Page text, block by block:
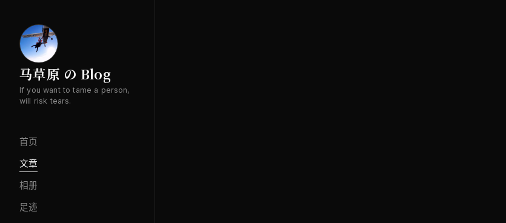
马草原 の Blog
If you want to tame a person,
will risk tears.
首页
文章
相册
足迹